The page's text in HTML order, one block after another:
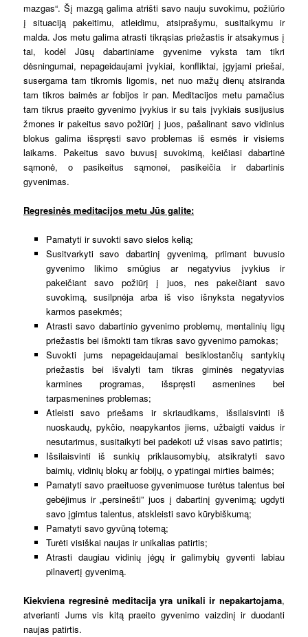
mazgas“. Šį mazgą galima atrišti savo nauju suvokimu, požiūrio
į situaciją pakeitimu, atleidimu, atsiprašymu, susitaikymu ir
malda. Jos metu galima atrasti tikrąsias priežastis ir atsakymus į
tai, kodėl Jūsų dabartiniame gyvenime vyksta tam tikri
dėsningumai, nepageidaujami įvykiai, konfliktai, įgyjami priešai,
susergama tam tikromis ligomis, net nuo mažų dienų atsiranda
tam tikros baimės ar fobijos ir pan. Meditacijos metu pamačius
tam tikrus praeito gyvenimo įvykius ir su tais įvykiais susijusius
žmones ir pakeitus savo požiūrį į juos, pašalinant savo vidinius
blokus galima išspręsti savo problemas iš esmės ir visiems
laikams. Pakeitus savo buvusį suvokimą, keičiasi dabartinė
sąmonė, o pasikeitus sąmonei, pasikeičia ir dabartinis
gyvenimas.
Regresinės meditacijos metu Jūs galite:
Pamatyti ir suvokti savo sielos kelią;
Susitvarkyti savo dabartinį gyvenimą, priimant buvusio
gyvenimo likimo smūgius ar negatyvius įvykius ir
pakeičiant savo požiūrį į juos, nes pakeičiant savo
suvokimą, susilpnėja arba iš viso išnyksta negatyvios
karmos pasekmės;
Atrasti savo dabartinio gyvenimo problemų, mentalinių ligų
priežastis bei išmokti tam tikras savo gyvenimo pamokas;
Suvokti jums nepageidaujamai besiklostančių santykių
priežastis bei išvalyti tam tikras giminės negatyvias
karmines programas, išspręsti asmenines bei
tarpasmenines problemas;
Atleisti savo priešams ir skriaudikams, išsilaisvinti iš
nuoskaudų, pykčio, neapykantos jiems, užbaigti vaidus ir
nesutarimus, susitaikyti bei padėkoti už visas savo patirtis;
Išsilaisvinti iš sunkių priklausomybių, atsikratyti savo
baimių, vidinių blokų ar fobijų, o ypatingai mirties baimės;
Pamatyti savo praeituose gyvenimuose turėtus talentus bei
gebėjimus ir „persinešti” juos į dabartinį gyvenimą; ugdyti
savo įgimtus talentus, atskleisti savo kūrybiškumą;
Pamatyti savo gyvūną totemą;
Turėti visiškai naujas ir unikalias patirtis;
Atrasti daugiau vidinių jėgų ir galimybių gyventi labiau
pilnavertį gyvenimą.
Kiekviena regresinė meditacija yra unikali ir nepakartojama,
atverianti Jums vis kitą praeito gyvenimo vaizdinį ir duodanti
naujas patirtis.